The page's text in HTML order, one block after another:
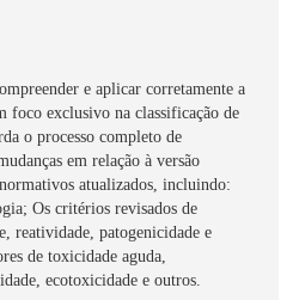
e aplicar corretamente a
exclusivo na classificação de
o processo completo de
em relação à versão
atualizados, incluindo:
Os critérios revisados de
reatividade, patogenicidade e
de toxicidade aguda,
ecotoxicidade e outros.